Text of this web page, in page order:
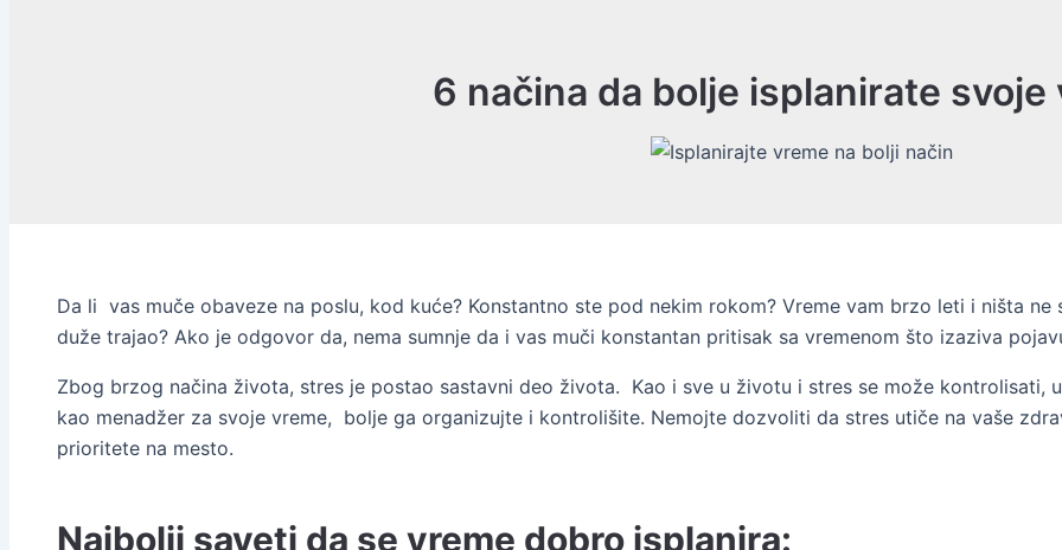
6 načina da bolje isplanirate svoje
Da li vas muče obaveze na poslu, kod kuće? Konstantno ste pod nekim rokom? Vreme vam brzo leti i ništa
duže trajao? Ako je odgovor da, nema sumnje da i vas muči konstantan pritisak sa vremenom što izaziva
Zbog brzog načina života, stres je postao sastavni deo života. Kao i sve u životu i stres se može kontrolisati,
kao menadžer za svoje vreme, bolje ga organizujte i kontrolišite. Nemojte dozvoliti da stres utiče na vaše
prioritete na mesto.
Najbolji saveti da se vreme dobro isplanira: